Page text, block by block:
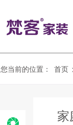
您当前的位置： 首页